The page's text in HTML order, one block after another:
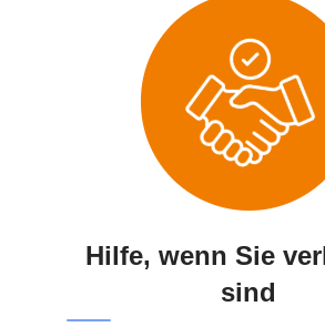
Hilfe, wenn Sie
sind